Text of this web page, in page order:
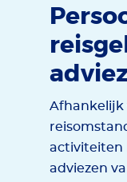
Afhankelijk
activiteiten
adviezen